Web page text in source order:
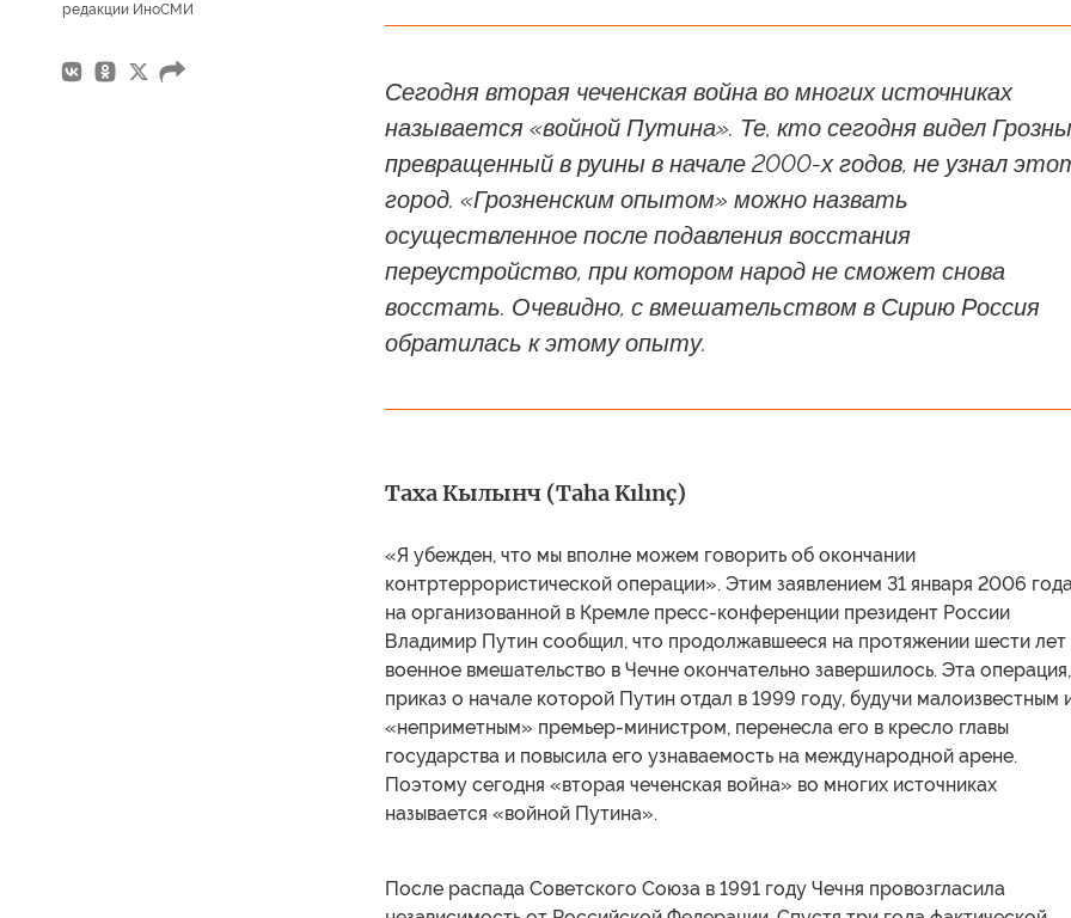
редакции ИноСМИ
Сегодня вторая чеченская война во многих источниках
называется «войной Путина». Те, кто сегодня видел
превращенный в руины в начале 2000-х годов, не узнал
город. «Грозненским опытом» можно назвать
осуществленное после подавления восстания
переустройство, при котором народ не сможет снова
восстать. Очевидно, с вмешательством в Сирию Россия
обратилась к этому опыту.
Таха Кылынч (Taha Kılınç)
«Я убежден, что мы вполне можем говорить об окончании
контртеррористической операции». Этим заявлением 31 января 2006
на организованной в Кремле пресс-конференции президент России
Владимир Путин сообщил, что продолжавшееся на протяжении шести лет
военное вмешательство в Чечне окончательно завершилось. Эта операция,
приказ о начале которой Путин отдал в 1999 году, будучи малоизвестным
«неприметным» премьер-министром, перенесла его в кресло главы
государства и повысила его узнаваемость на международной арене.
Поэтому сегодня «вторая чеченская война» во многих источниках
называется «войной Путина».
После распада Советского Союза в 1991 году Чечня провозгласила